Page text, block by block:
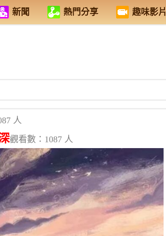
新聞 熱門分享 趣味影片
人
觀看數：1087 人